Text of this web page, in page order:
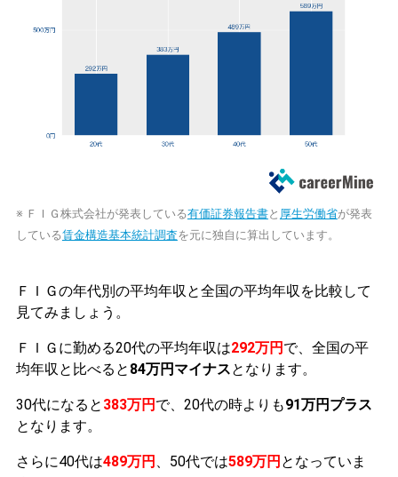
※ ＦＩＧ株式会社が発表している有価証券報告書と 厚生労働省が発表
している賃金構造基本統計調査を元に独自に算出しています。
ＦＩＧの年代別の平均年収と全国の平均年収を比較して
見てみましょう。
ＦＩＧに勤める20代の平均年収は292万円 で、全国の平
均年収と比べると 84万円マイナスとなります。
30代になると 383万円 で、20代の時よりも91万円プラス
となります。
さらに40代は489万円 、50代では589万円 となっていま